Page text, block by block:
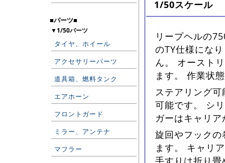
■パーツ■
▼1/50パーツ
タイヤ、ホイール
アクセサリーパーツ
道具箱、燃料タンク
エアホーン
フロントガード
ミラー、アンテナ
マフラー
1/50スケール
リープヘルの
のTY仕様にな
ん。 オースト
ます。 作業状
ステアリング
可能です。 シ
ガーはキャリ
旋回やフック
ます。 キャリ
手すりは折り畳